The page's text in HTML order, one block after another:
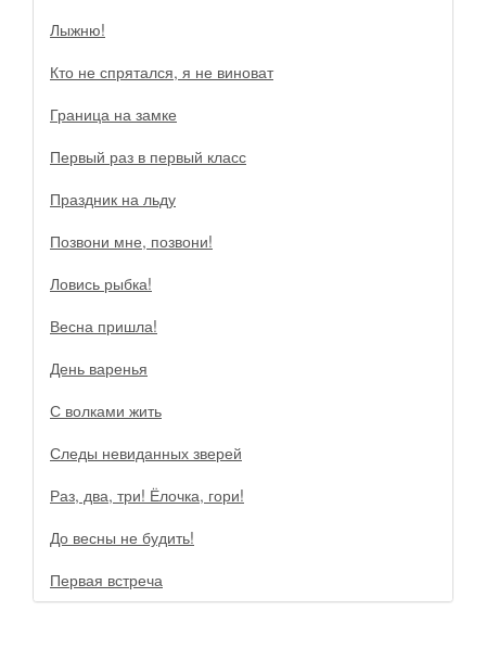
Лыжню!
Кто не спрятался, я не виноват
Граница на замке
Первый раз в первый класс
Праздник на льду
Позвони мне, позвони!
Ловись рыбка!
Весна пришла!
День варенья
С волками жить
Следы невиданных зверей
Раз, два, три! Ёлочка, гори!
До весны не будить!
Первая встреча